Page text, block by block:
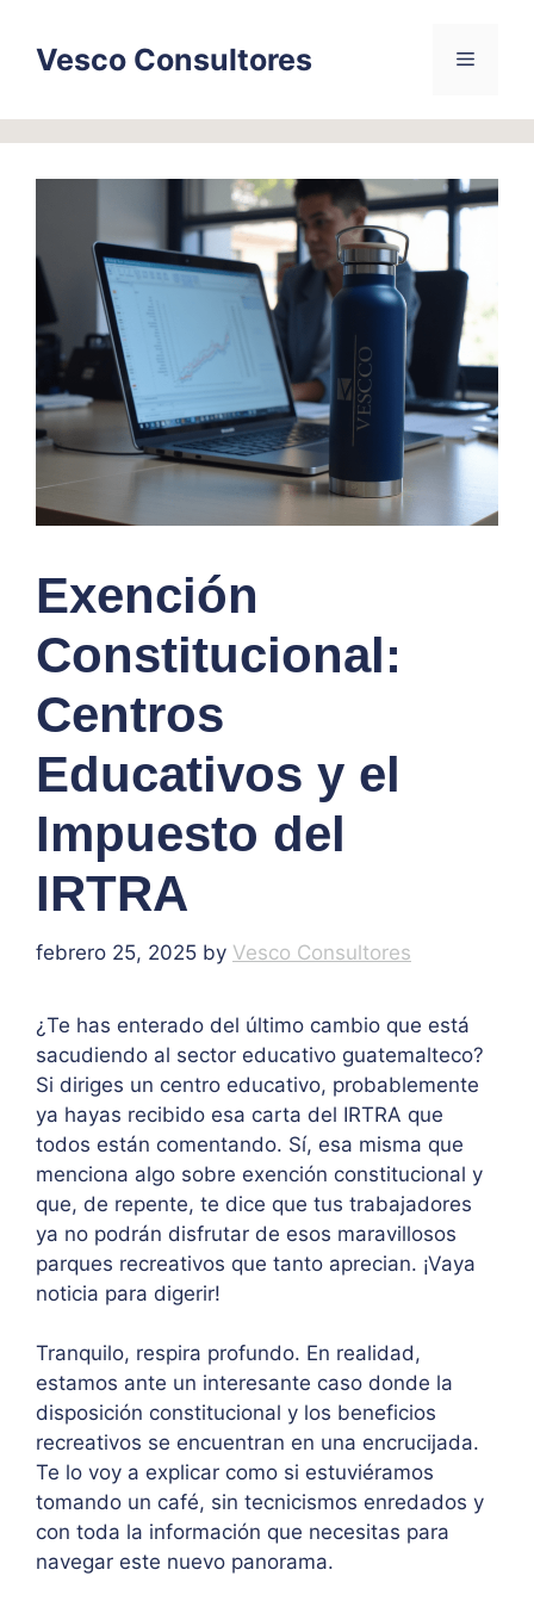
contentVesco Consultores Menu
Exención
Constitucional:
Centros
Educativos y el
Impuesto del
IRTRA
febrero 25, 2025 by Vesco Consultores
¿Te has enterado del último cambio que está
sacudiendo al sector educativo guatemalteco?
Si diriges un centro educativo, probablemente
ya hayas recibido esa carta del IRTRA que
todos están comentando. Sí, esa misma que
menciona algo sobre exención constitucional y
que, de repente, te dice que tus trabajadores
ya no podrán disfrutar de esos maravillosos
parques recreativos que tanto aprecian. ¡Vaya
noticia para digerir!
Tranquilo, respira profundo. En realidad,
estamos ante un interesante caso donde la
disposición constitucional y los beneficios
recreativos se encuentran en una encrucijada.
Te lo voy a explicar como si estuviéramos
tomando un café, sin tecnicismos enredados y
con toda la información que necesitas para
navegar este nuevo panorama.